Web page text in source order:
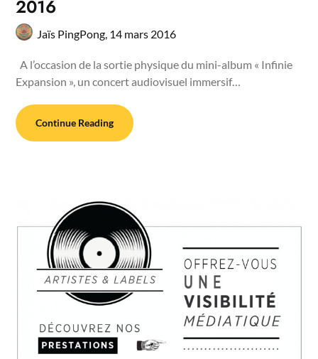
2016
Jaïs PingPong, 14 mars 2016
A l’occasion de la sortie physique du mini-album « Infinie
Expansion », un concert audiovisuel immersif…
Continue Reading